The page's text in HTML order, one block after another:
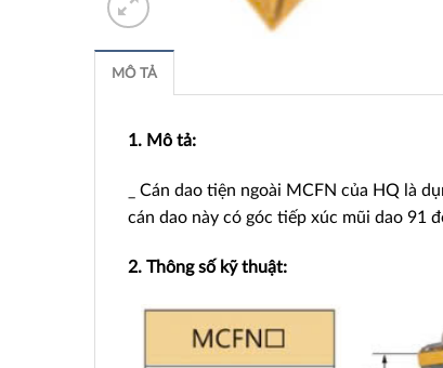
MÔ TẢ
1. Mô tả:
_ Cán dao tiện ngoài MCFN của HQ là
cán dao này có góc tiếp xúc mũi dao 91
2. Thông số kỹ thuật: